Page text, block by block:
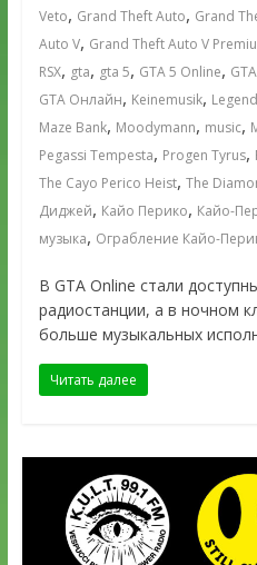
Veto, Grand Theft Auto, Grand
Auto V, Grand Theft Auto V
RSX, gta, gta 5, GTA 5 Online,
GTA Онлайн, Keinemusik,
Maze Bank, Moodymann, music,
Pegassi Tempesta, Progen Tyrus,
The Cayo Perico Heist, The
Диджей, Кайо Перико, Кайо-
музыка, Ограбление Кайо-
В GTA Online стали
радиостанции, а в ночном
больше музыкальных
Читать далее